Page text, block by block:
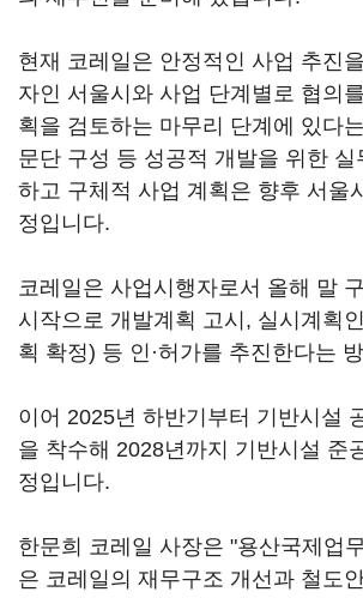
현재 코레일은 안정적인 사업 추진
자인 서울시와 사업 단계별로 협의
획을 검토하는 마무리 단계에 있다
문단 구성 등 성공적 개발을 위한 실
하고 구체적 사업 계획은 향후 서울
정입니다.
코레일은 사업시행자로서 올해 말
시작으로 개발계획 고시, 실시계획
획 확정) 등 인·허가를 추진한다는
이어 2025년 하반기부터 기반시설
을 착수해 2028년까지 기반시설 준
정입니다.
한문희 코레일 사장은 "용산국제업
은 코레일의 재무구조 개선과 철도